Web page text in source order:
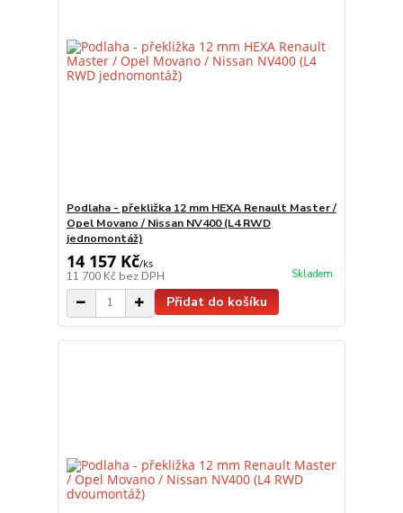
Podlaha - překližka 12 mm HEXA Renault Master /
Opel Movano / Nissan NV400 (L4 RWD
jednomontáž)
14 157 Kč/ks
11 700 Kč bez DPH Skladem
Přidat do košíku